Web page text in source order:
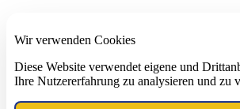
Wir verwenden Cookies
Diese Website verwendet eigene und
Ihre Nutzererfahrung zu analysieren und zu